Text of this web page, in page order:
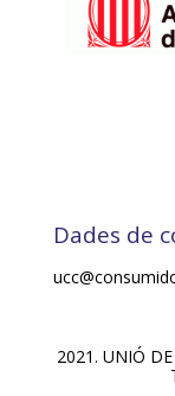
Dades de
2021. UNIÓ